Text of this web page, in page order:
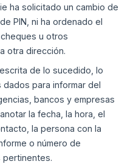
ha solicitado un cambio de
PIN, ni ha ordenado el
u otros
otra dirección.
de lo sucedido, lo
para informar del
bancos y empresas
la fecha, la hora, el
la persona con la
o número de
pertinentes.